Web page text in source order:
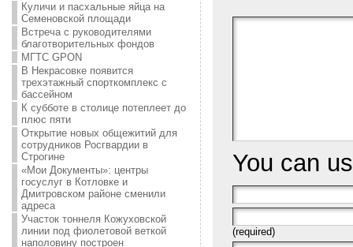
Куличи и пасхальные яйца на
Семеновской площади
Встреча с руководителями
благотворительных фондов
МГТС GPON
В Некрасовке появится
трехэтажный спорткомплекс с
бассейном
К субботе в столице потеплеет до
плюс пяти
Открытие новых общежитий для
сотрудников Росгвардии в
Строгине
«Мои Документы»: центры
госуслуг в Котловке и
Дмитровском районе сменили
адреса
Участок тоннеля Кожуховской
линии под фиолетовой веткой
наполовину построен
You can
(required)